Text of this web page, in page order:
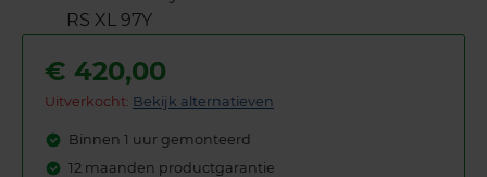
€ 420,00
Uitverkocht: Bekijk alternatieven
Binnen 1 uur gemonteerd
12 maanden productgarantie